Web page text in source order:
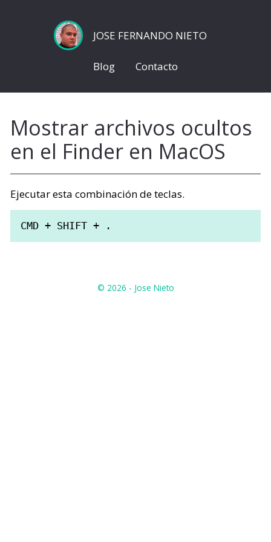
JOSE FERNANDO NIETO
Blog Contacto
Mostrar archivos ocultos
en el Finder en MacOS
Ejecutar esta combinación de teclas.
© 2026 - Jose Nieto